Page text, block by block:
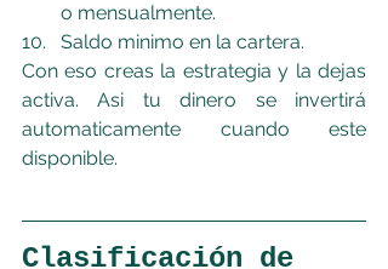
o mensualmente.
Saldo minimo en la cartera.
Con eso creas la estrategia y la dejas
activa. Asi tu dinero se invertirá
automaticamente cuando este
disponible.
Clasificación de